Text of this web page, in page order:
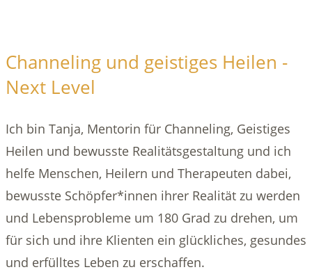
Channeling und geistiges Heilen -
Next Level
Ich bin Tanja, Mentorin für Channeling, Geistiges
Heilen und bewusste Realitätsgestaltung und ich
helfe Menschen, Heilern und Therapeuten dabei,
bewusste Schöpfer*innen ihrer Realität zu werden
und Lebensprobleme um 180 Grad zu drehen, um
für sich und ihre Klienten ein glückliches, gesundes
und erfülltes Leben zu erschaffen.